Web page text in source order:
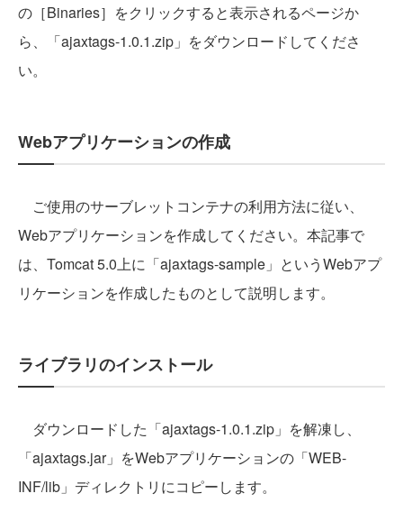
の［Binaries］をクリックすると表示されるページか
ら、「ajaxtags-1.0.1.zip」をダウンロードしてくださ
い。
Webアプリケーションの作成
ご使用のサーブレットコンテナの利用方法に従い、
Webアプリケーションを作成してください。本記事で
は、Tomcat 5.0上に「ajaxtags-sample」というWebアプ
リケーションを作成したものとして説明します。
ライブラリのインストール
ダウンロードした「ajaxtags-1.0.1.zip」を解凍し、
「ajaxtags.jar」をWebアプリケーションの「WEB-
INF/lib」ディレクトリにコピーします。